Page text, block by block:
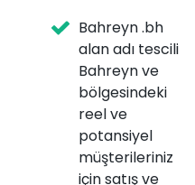
Bahreyn .bh
alan adı tescili
Bahreyn ve
bölgesindeki
reel ve
potansiyel
müşterileriniz
için satış ve